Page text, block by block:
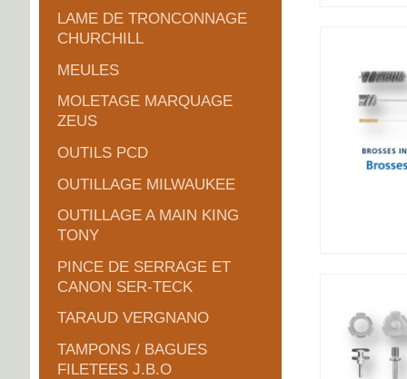
LAME DE TRONCONNAGE
CHURCHILL
MEULES
MOLETAGE MARQUAGE
ZEUS
OUTILS PCD
OUTILLAGE MILWAUKEE
OUTILLAGE A MAIN KING
TONY
PINCE DE SERRAGE ET
CANON SER-TECK
TARAUD VERGNANO
TAMPONS / BAGUES
FILETEES J.B.O